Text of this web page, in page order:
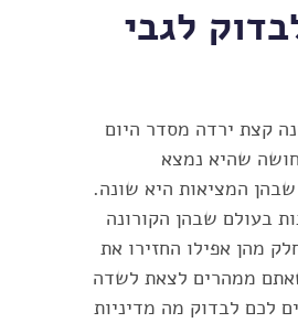
לגבי
קצת ירדה מסדר היום
שהיא נמצא
המציאות היא שונה.
בעולם שבהן הקורונה
מהן אפילו החזירו את
ממהרים לצאת לשדה
לכם לבדוק מה מדיניות